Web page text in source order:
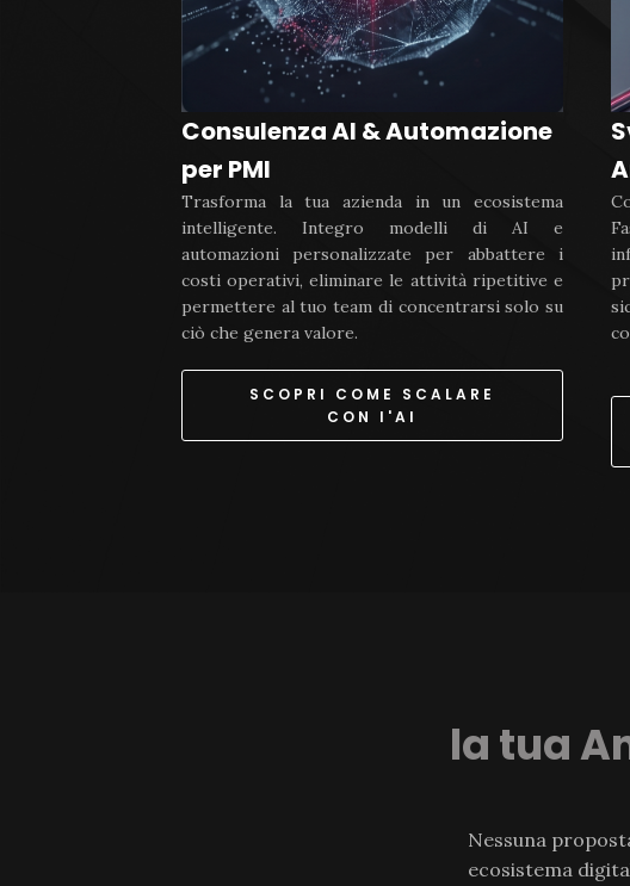
Consulenza AI & Automazione
per PMI
Trasforma la tua azienda in un ecosistema
intelligente. Integro modelli di AI e
automazioni personalizzate per abbattere i
costi operativi, eliminare le attività ripetitive e
permettere al tuo team di concentrarsi solo su
ciò che genera valore.
SCOPRI COME SCALARE
CON l'AI
la tua
Nessuna
ecosistema